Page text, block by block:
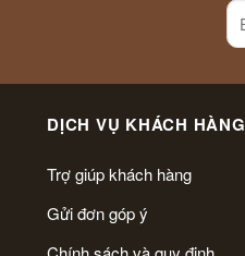
DỊCH VỤ KHÁCH HÀNG
Trợ giúp khách hàng
Gửi đơn góp ý